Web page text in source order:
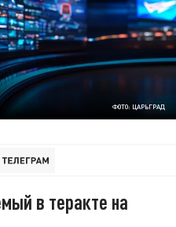
ФОТО: ЦАРЬГРАД
в теракте на